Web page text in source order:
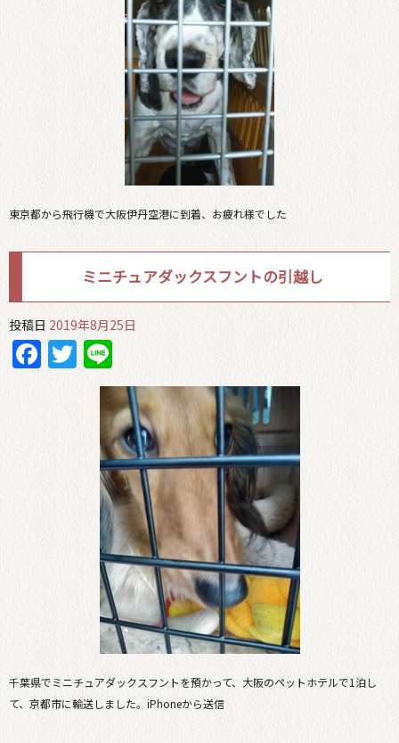
東京都から飛行機で大阪伊丹空港に到着、お疲れ様でした
ミニチュアダックスフントの引越し
投稿日 2019年8月25日
Facebook
Twitter
千葉県でミニチュアダックスフントを預かって、大阪のペットホテルで1泊し
て、京都市に輸送しました。iPhoneから送信